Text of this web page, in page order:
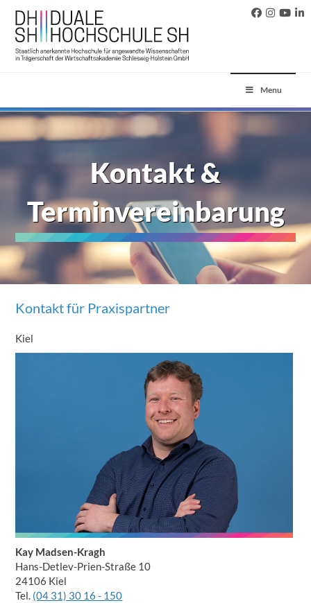
Menu
Kontakt &
Terminvereinbarung
Kontakt für Praxispartner
Kiel
Kay Madsen-Kragh
Hans-Detlev-Prien-Straße 10
24106 Kiel
Tel. (04 31) 30 16 - 150